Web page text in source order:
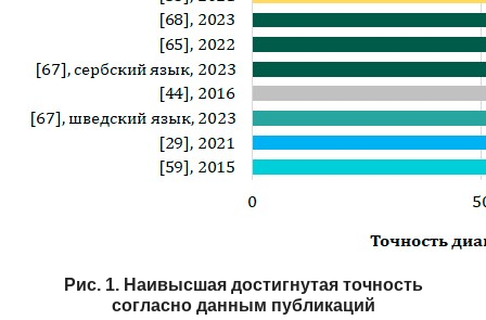
Рис. 1. Наивысшая достигнутая точность
согласно данным публикаций